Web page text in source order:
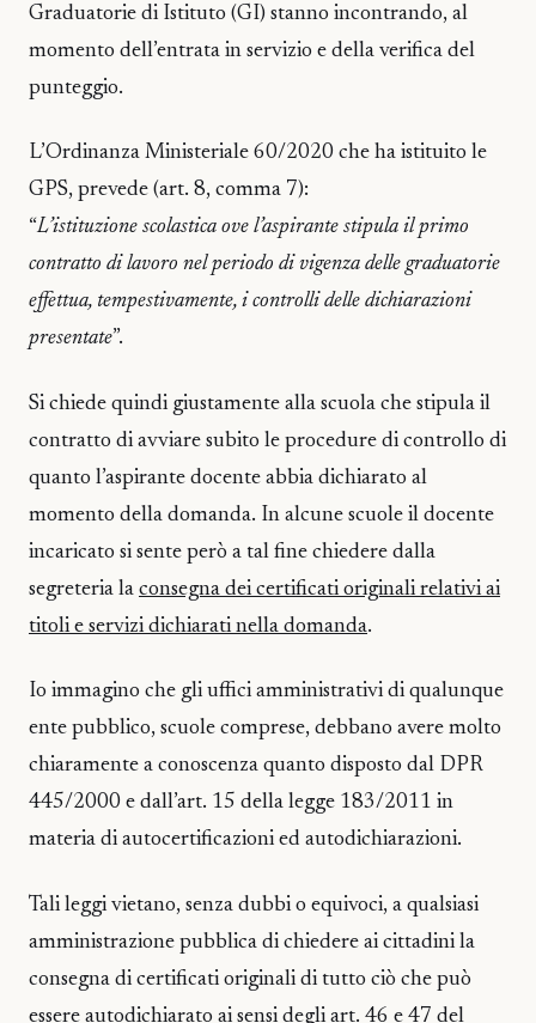
Graduatorie di Istituto (GI) stanno incontrando, al
momento dell’entrata in servizio e della verifica del
punteggio.
L’Ordinanza Ministeriale 60/2020 che ha istituito le
GPS, prevede (art. 8, comma 7):
“L’istituzione scolastica ove l’aspirante stipula il primo
contratto di lavoro nel periodo di vigenza delle graduatorie
effettua, tempestivamente, i controlli delle dichiarazioni
presentate”.
Si chiede quindi giustamente alla scuola che stipula il
contratto di avviare subito le procedure di controllo di
quanto l’aspirante docente abbia dichiarato al
momento della domanda. In alcune scuole il docente
incaricato si sente però a tal fine chiedere dalla
segreteria la consegna dei certificati originali relativi ai
titoli e servizi dichiarati nella domanda.
Io immagino che gli uffici amministrativi di qualunque
ente pubblico, scuole comprese, debbano avere molto
chiaramente a conoscenza quanto disposto dal DPR
445/2000 e dall’art. 15 della legge 183/2011 in
materia di autocertificazioni ed autodichiarazioni.
Tali leggi vietano, senza dubbi o equivoci, a qualsiasi
amministrazione pubblica di chiedere ai cittadini la
consegna di certificati originali di tutto ciò che può
essere autodichiarato ai sensi degli art. 46 e 47 del